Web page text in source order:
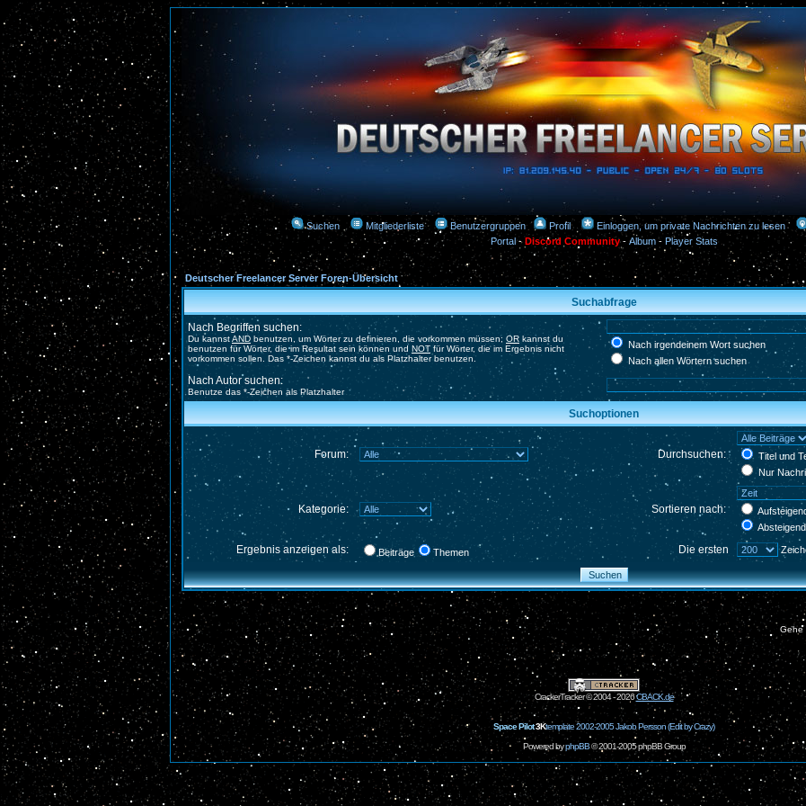
Suchen Mitgliederliste Benutzergruppen Profil Einloggen, um private Nachrichten zu lesen
Portal-Discord Community- Album- Player Stats
Deutscher Freelancer Server Foren-Übersicht
Suchabfrage
Nach Begriffen suchen:
Du kannstAND benutzen, um Wörter zu definieren, die vorkommen müssen; OR kannst du
benutzen für Wörter, die im Resultat sein können und NOT für Wörter, die im Ergebnis nicht
vorkommen sollen. Das *-Zeichen kannst du als Platzhalter benutzen.
Nach irgendeinem Wort suchen
Nach allen Wörtern suchen
Nach Autor suchen:
Benutze das *-Zeichen als Platzhalter
Suchoptionen
Forum: Durchsuchen:
Titel und
Nur
Kategorie: Sortieren nach:
Absteigend
Ergebnis anzeigen als: Beiträge Themen Die ersten
Gehe
CrackerTracker © 2004 - 2026CBACK.de
Space Pilot3Ktemplate 2002-2005 Jakob Persson (Edit by Crazy)
Powered byphpBB© 2001-2005 phpBB Group